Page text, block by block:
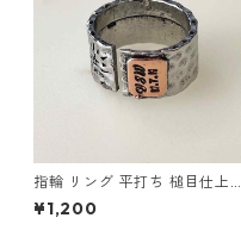
指輪 リング 平打ち 槌目仕上げ
ハンマートーン アンティーク
調 メンズアクセサリー
¥1,200